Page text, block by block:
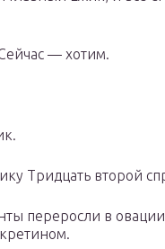
— хотим.
Тридцать второй
переросли в